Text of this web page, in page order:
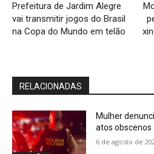
Prefeitura de Jardim Alegre
vai transmitir jogos do Brasil
na Copa do Mundo em telão
RELACIONADAS
Mulher
atos obscenos
6 de agosto de